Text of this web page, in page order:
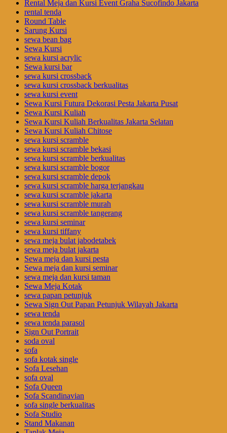
Rental Meja dan Kursi Event Graha Sucofindo Jakarta
rental tenda
Round Table
Sarung Kursi
sewa bean bag
Sewa Kursi
sewa kursi acrylic
Sewa kursi bar
sewa kursi crossback
sewa kursi crossback berkualitas
sewa kursi event
Sewa Kursi Futura Dekorasi Pesta Jakarta Pusat
Sewa Kursi Kuliah
Sewa Kursi Kuliah Berkualitas Jakarta Selatan
Sewa Kursi Kuliah Chitose
sewa kursi scramble
sewa kursi scramble bekasi
sewa kursi scramble berkualitas
sewa kursi scramble bogor
sewa kursi scramble depok
sewa kursi scramble harga terjangkau
sewa kursi scramble jakarta
sewa kursi scramble murah
sewa kursi scramble tangerang
sewa kursi seminar
sewa kursi tiffany
sewa meja bulat jabodetabek
sewa meja bulat jakarta
Sewa meja dan kursi pesta
Sewa meja dan kursi seminar
sewa meja dan kursi taman
Sewa Meja Kotak
sewa papan petunjuk
Sewa Sign Out Papan Petunjuk Wilayah Jakarta
sewa tenda
sewa tenda parasol
Sign Out Portrait
soda oval
sofa
sofa kotak single
Sofa Lesehan
sofa oval
Sofa Queen
Sofa Scandinavian
sofa single berkualitas
Sofa Studio
Stand Makanan